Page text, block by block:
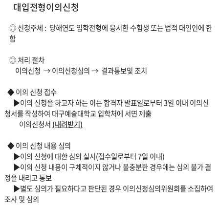
대입전형이의신청
◎ 신청주체 : 당해연도 입학전형에 응시한 수험생 또는 법적 대인인에 한
함
◎ 처리 절차
이의신청 → 이의신청심의 → 결과통보및 조치
◆ 이의 신청 접수
▶이의 신청을 하고자 하는 이는 합격자 발표일로부터 3일 이내 이의신
청서를 작성하여 대구예술대학교 입학처에 서면 제출
이의신청서 (내려받기)
◆ 이의 신청 내용 심의
▶이의 신청에 대한 심의 실시(접수일로부터 7일 이내)
▶이의 신청 내용이 구체적이지 않거나 불충분한 경우에는 심의 불가 결
정을 내리고 통보
▶별도 심의가 필요하다고 판단된 경우 이의신청심의위원회를 소집하여
조사 및 심의